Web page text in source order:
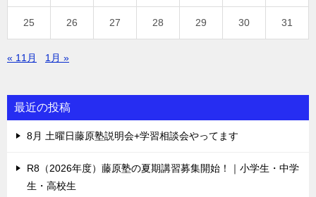
25 26 27 28 29 30 31
« 11月 1月 »
最近の投稿
8月 土曜日藤原塾説明会+学習相談会やってます
R8（2026年度）藤原塾の夏期講習募集開始！｜小学生・中学
生・高校生